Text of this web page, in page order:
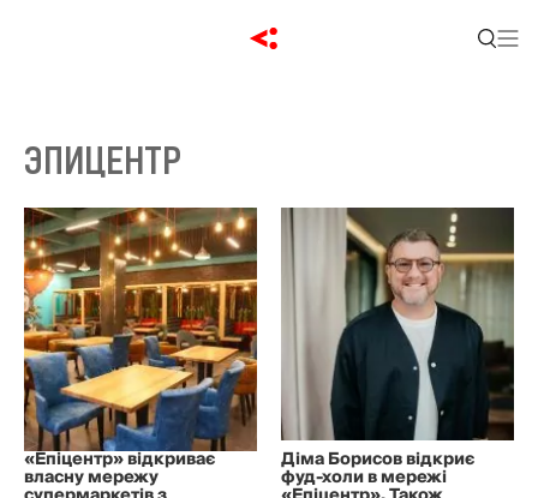
ЭПИЦЕНТР
«Епіцентр» відкриває
власну мережу
Діма Борисов відкриє
фуд-холи в мережі